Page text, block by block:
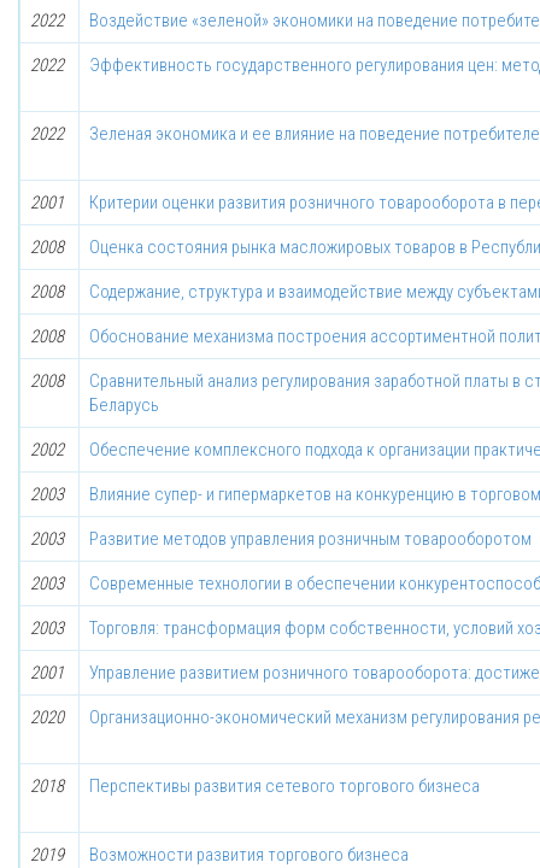
2022 Воздействие «зеленой» экономики на поведение
2022 Эффективность государственного регулирования цен:
2022 Зеленая экономика и ее влияние на поведение
2001 Критерии оценки развития розничного товарооборота в
2008 Оценка состояния рынка масложировых товаров в
2008 Содержание, структура и взаимодействие между
2008 Обоснование механизма построения ассортиментной
2008
Сравнительный анализ регулирования заработной платы в
Беларусь
2002 Обеспечение комплексного подхода к организации
2003 Влияние супер- и гипермаркетов на конкуренцию в
2003 Развитие методов управления розничным товарооборотом
2003 Современные технологии в обеспечении
2003 Торговля: трансформация форм собственности, условий
2001 Управление развитием розничного товарооборота:
2020 Организационно-экономический механизм регулирования
2018 Перспективы развития сетевого торгового бизнеса
2019 Возможности развития торгового бизнеса